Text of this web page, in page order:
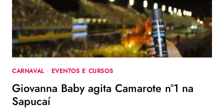
CARNAVAL· EVENTOS E CURSOS
Giovanna Baby agita Camarote nº1 na
Sapucaí